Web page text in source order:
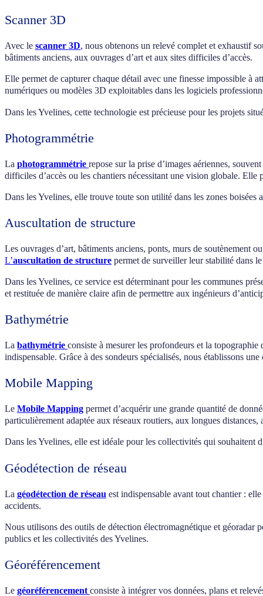
Scanner 3D
Avec le scanner 3D, nous obtenons un relevé complet et exhaustif
bâtiments anciens, aux ouvrages d’art et aux sites difficiles d’accès.
Elle permet de capturer chaque détail avec une finesse impossible à
numériques ou modèles 3D exploitables dans les logiciels
Dans les Yvelines, cette technologie est précieuse pour les projets
Photogrammétrie
La photogrammétrie repose sur la prise d’images aériennes,
difficiles d’accès ou les chantiers nécessitant une vision globale.
Dans les Yvelines, elle trouve toute son utilité dans les zones boisées
Auscultation de structure
Les ouvrages d’art, bâtiments anciens, ponts, murs de soutènement
L’auscultation de structure permet de surveiller leur stabilité dans
Dans les Yvelines, ce service est déterminant pour les communes
et restituée de manière claire afin de permettre aux ingénieurs
Bathymétrie
La bathymétrie consiste à mesurer les profondeurs et la topographie
indispensable. Grâce à des sondeurs spécialisés, nous établissons
Mobile Mapping
Le Mobile Mapping permet d’acquérir une grande quantité de
particulièrement adaptée aux réseaux routiers, aux longues
Dans les Yvelines, elle est idéale pour les collectivités qui souhaitent
Géodétection de réseau
La géodétection de réseau est indispensable avant tout chantier :
accidents.
Nous utilisons des outils de détection électromagnétique et
publics et les collectivités des Yvelines.
Géoréférencement
Le géoréférencement consiste à intégrer vos données, plans et